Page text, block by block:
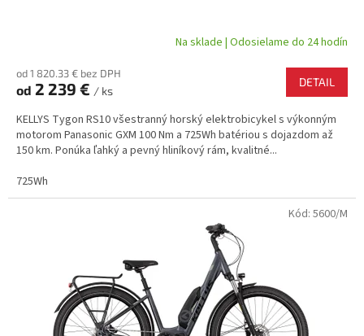
A
R
M
Na sklade | Odosielame do 24 hodín
od 1 820.33 € bez DPH
od 2 239 € / ks
DETAIL
KELLYS Tygon RS10 všestranný horský elektrobicykel s výkonným
motorom Panasonic GXM 100 Nm a 725Wh batériou s dojazdom až
150 km. Ponúka ľahký a pevný hliníkový rám, kvalitné...
725Wh
Kód: 5600/M